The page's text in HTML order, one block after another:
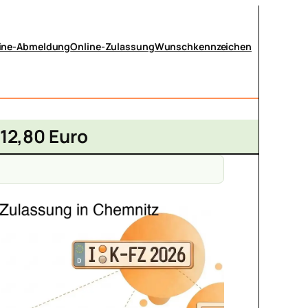
AbmeldungOnline-ZulassungWunschkennzeichen
Euro